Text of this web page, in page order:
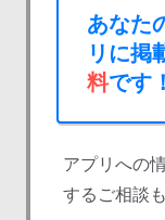
あなた
リに掲
料です！
アプリへの
するご相談